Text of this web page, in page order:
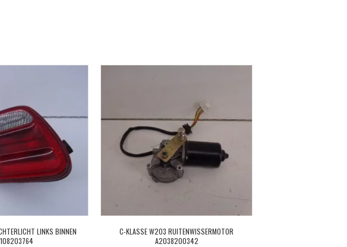
LINKS BINNEN
C-KLASSE W203 RUITENWISSERMOTOR
A2038200342